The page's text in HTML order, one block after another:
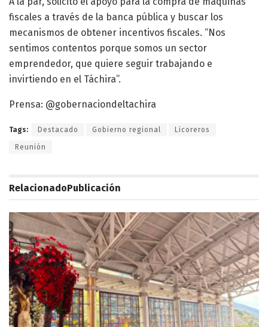
fiscales a través de la banca pública y buscar los
mecanismos de obtener incentivos fiscales. “Nos
sentimos contentos porque somos un sector
emprendedor, que quiere seguir trabajando e
invirtiendo en el Táchira”.
Prensa: @gobernaciondeltachira
Tags: Destacado Gobierno regional Licoreros
Reunión
RelacionadoPublicación